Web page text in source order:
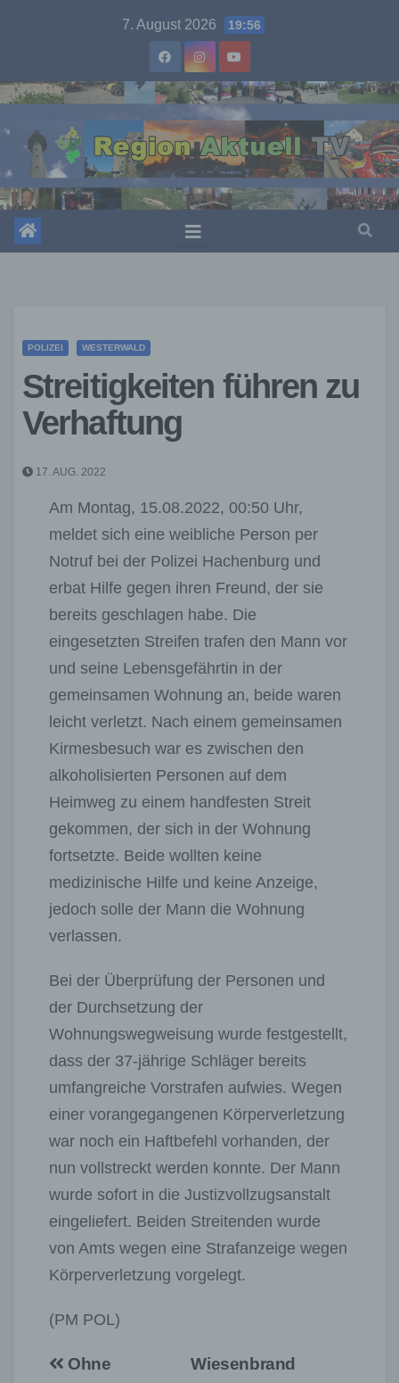
7. August 2026 19:56
POLIZEI WESTERWALD
Streitigkeiten führen zu
Verhaftung
17. AUG. 2022
Am Montag, 15.08.2022, 00:50 Uhr,
meldet sich eine weibliche Person per
Notruf bei der Polizei Hachenburg und
erbat Hilfe gegen ihren Freund, der sie
bereits geschlagen habe. Die
eingesetzten Streifen trafen den Mann vor
und seine Lebensgefährtin in der
gemeinsamen Wohnung an, beide waren
leicht verletzt. Nach einem gemeinsamen
Kirmesbesuch war es zwischen den
alkoholisierten Personen auf dem
Heimweg zu einem handfesten Streit
gekommen, der sich in der Wohnung
fortsetzte. Beide wollten keine
medizinische Hilfe und keine Anzeige,
jedoch solle der Mann die Wohnung
verlassen.
Bei der Überprüfung der Personen und
der Durchsetzung der
Wohnungswegweisung wurde festgestellt,
dass der 37-jährige Schläger bereits
umfangreiche Vorstrafen aufwies. Wegen
einer vorangegangenen Körperverletzung
war noch ein Haftbefehl vorhanden, der
nun vollstreckt werden konnte. Der Mann
wurde sofort in die Justizvollzugsanstalt
eingeliefert. Beiden Streitenden wurde
von Amts wegen eine Strafanzeige wegen
Körperverletzung vorgelegt.
(PM POL)
Beitragsnavigation
Wiesenbrand
Ohne